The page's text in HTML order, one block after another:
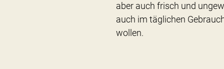
aber auch frisch und
auch im täglichen
wollen.